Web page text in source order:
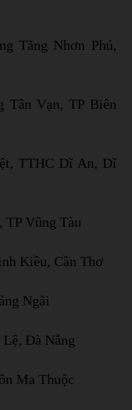
Tăng Nhơn Phú,
Tân Vạn, TP Biên
TTHC Dĩ An, Dĩ
TP Vũng Tàu
Kiều, Cần Thơ
Ngãi
Lệ, Đà Nẵng
Ma Thuộc